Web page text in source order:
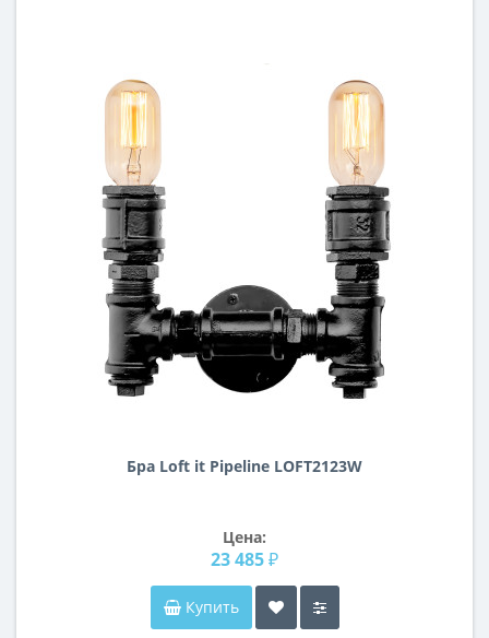
Бра Loft it Pipeline LOFT2123W
Цена:
23 485 ₽
Купить